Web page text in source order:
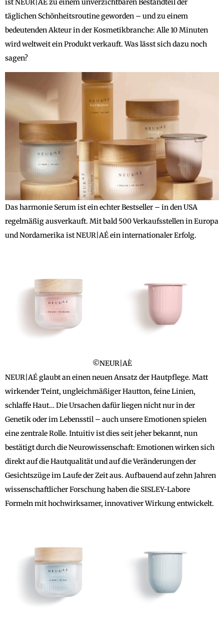
ist NEUR|AÉ zu einem unverzichtbaren Bestandteil der
täglichen Schönheitsroutine geworden – und zu einem
bedeutenden Akteur in der Kosmetikbranche: Alle 10 Minuten
wird weltweit ein Produkt verkauft. Was lässt sich dazu noch
sagen?
Das harmonie Serum ist ein echter Bestseller – in den USA
regelmäßig ausverkauft. Mit bald 500 Verkaufsstellen in Europa
und Nordamerika ist NEUR|AÉ ein internationaler Erfolg.
©NEUR|AÈ
NEUR|AÉ glaubt an einen neuen Ansatz der Hautpflege. Matt
wirkender Teint, ungleichmäßiger Hautton, feine Linien,
schlaffe Haut… Die Ursachen dafür liegen nicht nur in der
Genetik oder im Lebensstil – auch unsere Emotionen spielen
eine zentrale Rolle. Intuitiv ist dies seit jeher bekannt, nun
bestätigt durch die Neurowissenschaft: Emotionen wirken sich
direkt auf die Hautqualität und auf die Veränderungen der
Gesichtszüge im Laufe der Zeit aus. Aufbauend auf zehn Jahren
wissenschaftlicher Forschung haben die SISLEY-Labore
Formeln mit hochwirksamer, innovativer Wirkung entwickelt.